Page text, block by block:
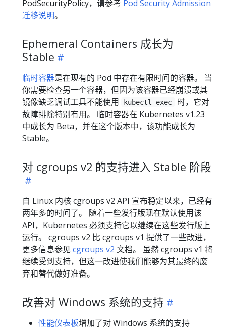
PodSecurityPolicy，请参考 Pod Security Admission
迁移说明。
Ephemeral Containers 成长为
Stable
临时容器是在现有的 Pod 中存在有限时间的容器。 当
你需要检查另一个容器，但因为该容器已经崩溃或其
镜像缺乏调试工具不能使用
kubectl exec
时，它对
故障排除特别有用。 临时容器在 Kubernetes v1.23
中成长为 Beta，并在这个版本中，该功能成长为
Stable。
对 cgroups v2 的支持进入 Stable 阶段
自 Linux 内核 cgroups v2 API 宣布稳定以来，已经有
两年多的时间了。 随着一些发行版现在默认使用该
API，Kubernetes 必须支持它以继续在这些发行版上
运行。 cgroups v2 比 cgroups v1 提供了一些改进，
更多信息参见 cgroups v2 文档。 虽然 cgroups v1 将
继续受到支持，但这一改进使我们能够为其最终的废
弃和替代做好准备。
改善对 Windows 系统的支持
性能仪表板增加了对 Windows 系统的支持